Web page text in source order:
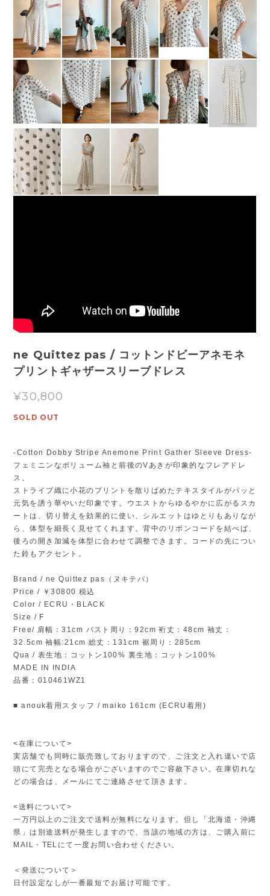
ne Quittez pas / コットンドビーアネモネ
プリントギャザースリーブドレス
¥30,800
SOLD OUT
-Cotton Dobby Stripe Anemone Print Gather Sleeve Dress-
フェミニンなボリューム袖と前後のVあきが印象的なフレアドレ
ス。
ストライプ織に小花のプリントを散りばめたテキスタイルがパッと
元気を誘う華やいだ印象です。ウエストからゆるやかに広がるスカ
ートは、切り替えを効果的に使い、シルエットはゆとりもありなが
ら、体型を細長く見せてくれます。背中のリボンコードを結べば、
後ろの開き加減を体型に合わせて調整できます。コードの先につい
た鈴もアクセント。
Brand / ne Quittez pas（ヌキテパ）
Price / ￥30800 税込
Color / ECRU・BLACK
Size / F
Free/ 肩幅：31cm バスト周り：92cm 裄丈：48cm 袖丈：
32.5cm 袖幅:21cm 総丈：131cm 裾周り：285cm
Qua / 表生地：コットン100% 裏生地：コットン100%
MADE IN INDIA
品番：010461WZ1
■ anouk着用スタッフ / maiko 161cm (ECRU着用)
<在庫について>
実店舗でも同時に販売致しておりますので、ご注文と入れ違いで店
頭にて完売となる場合がございますのでご容赦下さい。在庫切れな
どの場合は、メールにてご連絡させて頂きます。
<送料について>
一万円以上のご注文で送料が無料になります。但し「北海道・沖縄
県」は別途送料が発生しますので、当該の地域の方は、ご購入前に
MAIL・TELにて一度お問い合わせください。
＜発送について＞
日付設定なしが一番最短でお届け可能です。